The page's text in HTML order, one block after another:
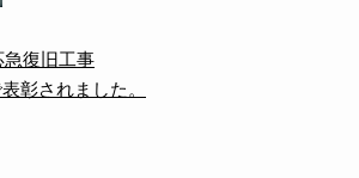
復旧工事
彰されました。